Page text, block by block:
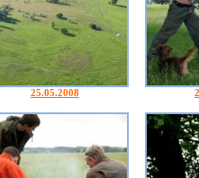
25.05.2008